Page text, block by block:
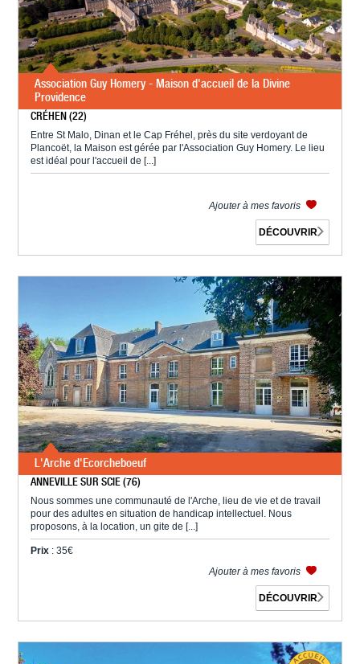
Association Guy Homery - Maison d'accueil de la Divine
Providence
CRÉHEN (22)
Entre St Malo, Dinan et le Cap Fréhel, près du site verdoyant de
Plancoët, la Maison est gérée par l'Association Guy Homery. Le lieu
est idéal pour l'accueil de [...]
Ajouter à mes favoris
DÉCOUVRIR
L'Arche d'Ecorcheboeuf
ANNEVILLE SUR SCIE (76)
Nous sommes une communauté de l'Arche, lieu de vie et de travail
pour des adultes en situation de handicap intellectuel. Nous
proposons, à la location, un gite de [...]
Prix : 35€
Ajouter à mes favoris
DÉCOUVRIR